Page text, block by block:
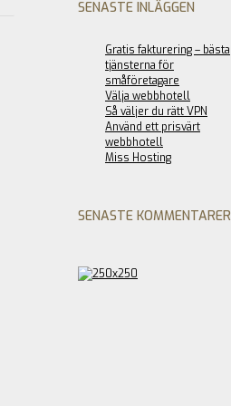
SENASTE INLÄGGEN
Gratis fakturering – bästa
tjänsterna för
småföretagare
Välja webbhotell
Så väljer du rätt VPN
Använd ett prisvärt
webbhotell
Miss Hosting
SENASTE KOMMENTARER